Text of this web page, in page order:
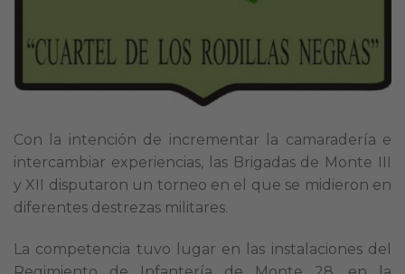
Con la intención de incrementar la camaradería e
intercambiar experiencias, las Brigadas de Monte III
y XII disputaron un torneo en el que se midieron en
diferentes destrezas militares.
La competencia tuvo lugar en las instalaciones del